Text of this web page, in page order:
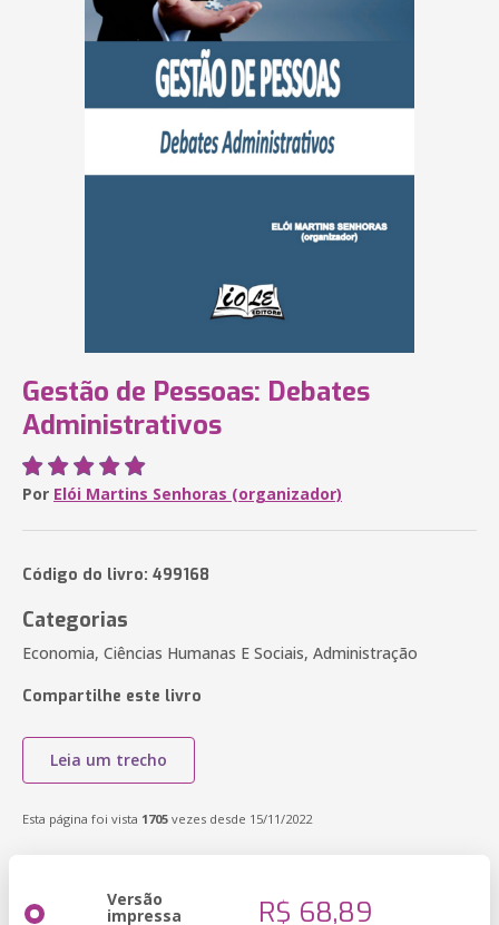
Gestão de Pessoas: Debates
Administrativos
Por Elói Martins Senhoras (organizador)
Código do livro: 499168
Categorias
Economia, Ciências Humanas E Sociais, Administração
Compartilhe este livro
Leia um trecho
Esta página foi vista 1705 vezes desde 15/11/2022
Versão
impressa R$ 68,89